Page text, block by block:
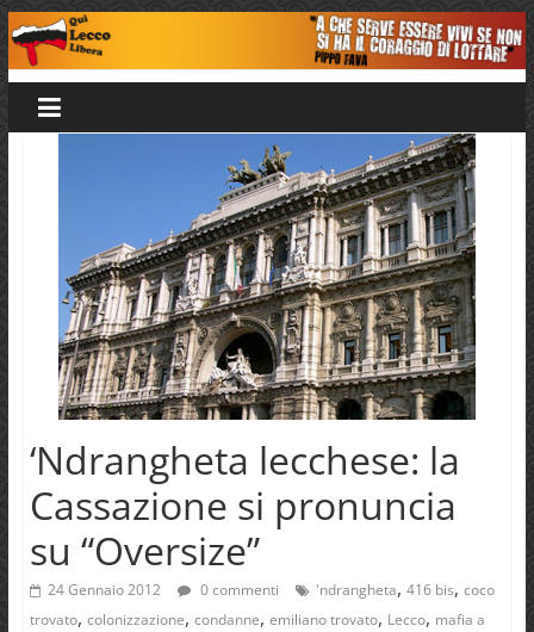
Salta
al
contenuto
Qui
Libera
‘Ndrangheta lecchese: la
Cassazione si pronuncia
su “Oversize”
24 Gennaio 2012 0 commenti 'ndrangheta, 416 bis, coco
trovato, colonizzazione, condanne, emiliano trovato, Lecco, mafia a